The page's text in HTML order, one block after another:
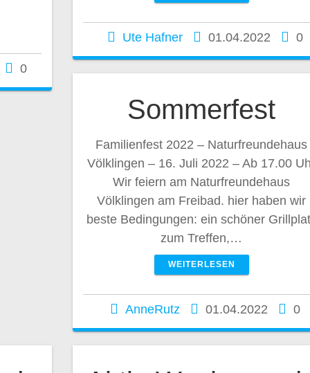
0
Ute Hafner 01.04.2022 0
Sommerfest
Familienfest 2022 – Naturfreundehaus
Völklingen – 16. Juli 2022 – Ab 17.00
Wir feiern am Naturfreundehaus
Völklingen am Freibad. hier haben wir
beste Bedingungen: ein schöner
zum Treffen,…
WEITERLESEN
AnneRutz 01.04.2022 0